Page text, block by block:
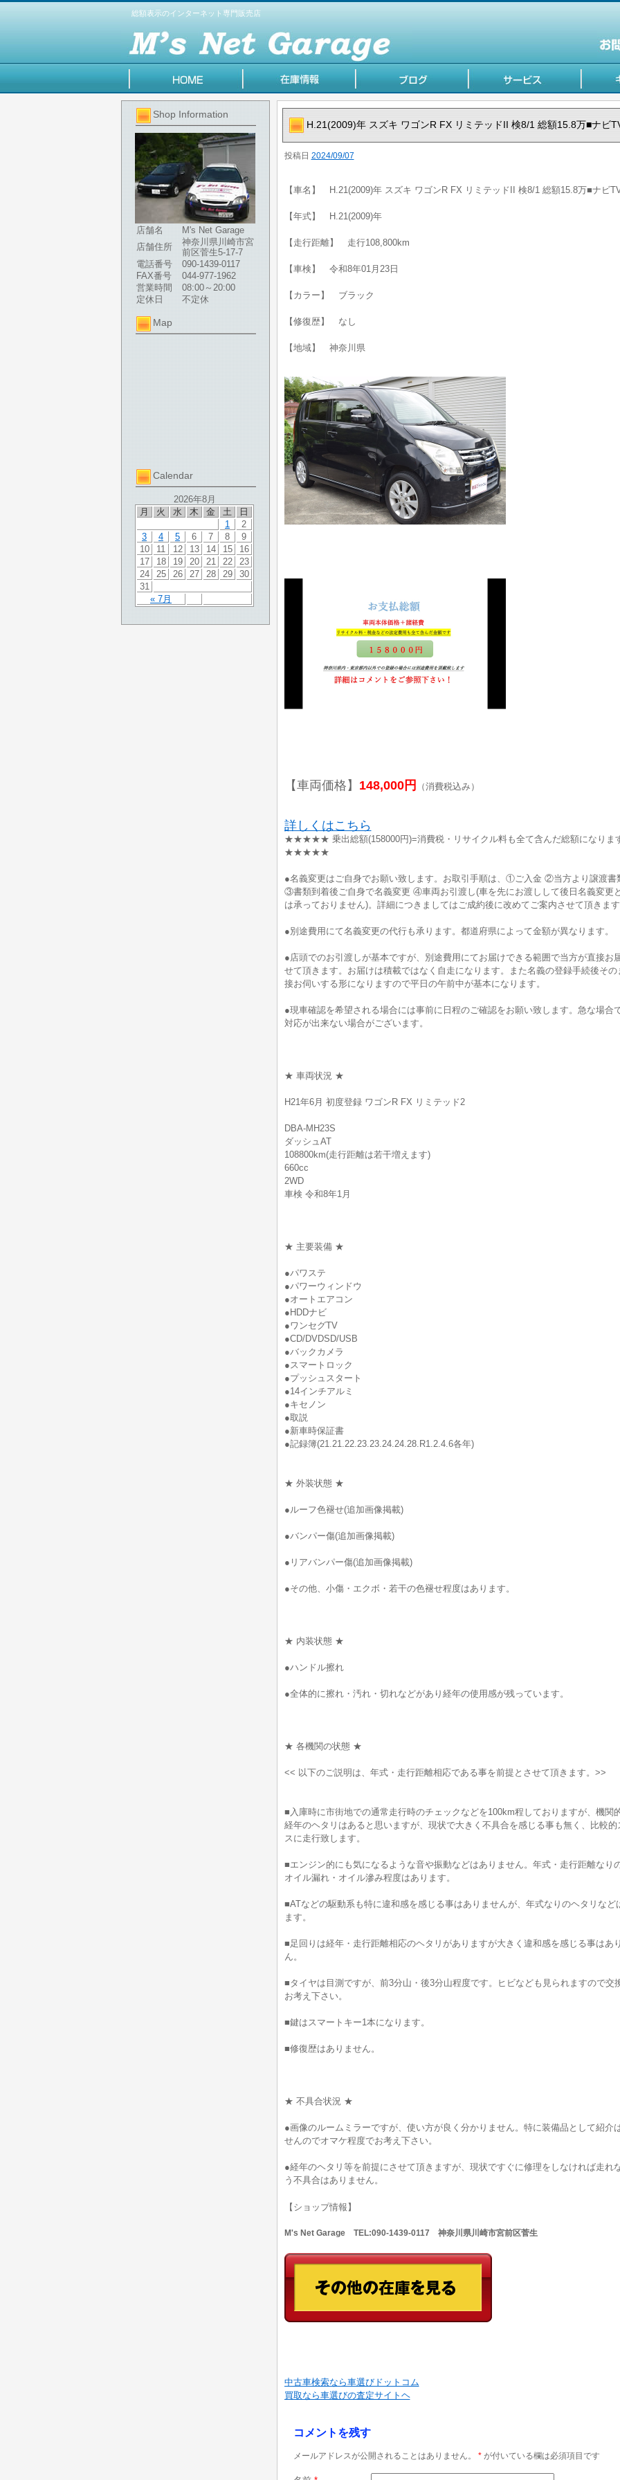
総額表示のインターネット専門販売店
Shop Information
店舗名
M's Net Garage
店舗住所
神奈川県川崎市宮
前区菅生5-17-7
電話番号
090-1439-0117
FAX番号
044-977-1962
営業時間
08:00～20:00
定休日
不定休
Map
Calendar
2026年8月
月
火 水 木 金 土 日
« 7月
1
2
3
4 5 6 7 8
9
10
11 12 13 14 15
16
17
18 19 20 21 22
23
24
25 26 27 28 29
30
31
H.21(2009)年 スズキ ワゴンR FX リミテッドII 検8/1 総額15.8万■ナビ
投稿日 2024/09/07
【車名】 H.21(2009)年 スズキ ワゴンR FX リミテッドII 検8/1 総額15.8万■ナビ
【年式】 H.21(2009)年
【走行距離】 走行108,800km
【車検】 令和8年01月23日
【カラー】 ブラック
【修復歴】 なし
【地域】 神奈川県
【車両価格】 148,000円 （消費税込み）
詳しくはこちら
★★★★★ 乗出総額(158000円)=消費税・リサイクル料も全て含んだ総額になりま
★★★★★
●名義変更はご自身でお願い致します。お取引手順は、①ご入金 ②当方より譲渡書
③書類到着後ご自身で名義変更 ④車両お引渡し(車を先にお渡しして後日名義変更
は承っておりません)。詳細につきましてはご成約後に改めてご案内させて頂きます
●別途費用にて名義変更の代行も承ります。都道府県によって金額が異なります。
●店頭でのお引渡しが基本ですが、別途費用にてお届けできる範囲で当方が直接お
せて頂きます。お届けは積載ではなく自走になります。また名義の登録手続後その
接お伺いする形になりますので平日の午前中が基本になります。
●現車確認を希望される場合には事前に日程のご確認をお願い致します。急な場合
対応が出来ない場合がございます。
★ 車両状況 ★
H21年6月 初度登録 ワゴンR FX リミテッド2
DBA-MH23S
ダッシュAT
108800km(走行距離は若干増えます)
660cc
2WD
車検 令和8年1月
★ 主要装備 ★
●パワステ
●パワーウィンドウ
●オートエアコン
●HDDナビ
●ワンセグTV
●CD/DVDSD/USB
●バックカメラ
●スマートロック
●プッシュスタート
●14インチアルミ
●キセノン
●取説
●新車時保証書
●記録簿(21.21.22.23.23.24.24.28.R1.2.4.6各年)
★ 外装状態 ★
●ルーフ色褪せ(追加画像掲載)
●バンパー傷(追加画像掲載)
●リアバンパー傷(追加画像掲載)
●その他、小傷・エクボ・若干の色褪せ程度はあります。
★ 内装状態 ★
●ハンドル擦れ
●全体的に擦れ・汚れ・切れなどがあり経年の使用感が残っています。
★ 各機関の状態 ★
<< 以下のご説明は、年式・走行距離相応である事を前提とさせて頂きます。>>
■入庫時に市街地での通常走行時のチェックなどを100km程しておりますが、機関的
経年のヘタリはあると思いますが、現状で大きく不具合を感じる事も無く、比較的
スに走行致します。
■エンジン的にも気になるような音や振動などはありません。年式・走行距離なり
オイル漏れ・オイル滲み程度はあります。
■ATなどの駆動系も特に違和感を感じる事はありませんが、年式なりのヘタリなど
ます。
■足回りは経年・走行距離相応のヘタリがありますが大きく違和感を感じる事はあ
ん。
■タイヤは目測ですが、前3分山・後3分山程度です。ヒビなども見られますので交
お考え下さい。
■鍵はスマートキー1本になります。
■修復歴はありません。
★ 不具合状況 ★
●画像のルームミラーですが、使い方が良く分かりません。特に装備品として紹介
せんのでオマケ程度でお考え下さい。
●経年のヘタリ等を前提にさせて頂きますが、現状ですぐに修理をしなければ走れ
う不具合はありません。
【ショップ情報】
M's Net Garage TEL:090-1439-0117 神奈川県川崎市宮前区菅生
中古車検索なら車選びドットコム
買取なら車選びの査定サイトヘ
コメントを残す
メールアドレスが公開されることはありません。 *が付いている欄は必須項目です